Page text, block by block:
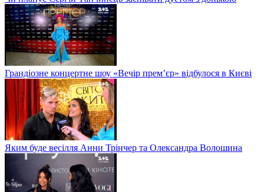
Грандіозне концертне шоу «Вечір прем’єр» відбулося в Києві
Яким буде весілля Анни Трінчер та Олександра Волошина